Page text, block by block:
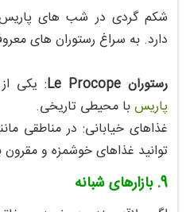
شکم‌ گردی در شب‌ های
دارد. به سراغ رستوران‌ های
رستوران Le Procope : یکی
پاریسبا محیطی تاریخی.
توانید غذاهای خوشمزه و مقرون‌
9. بازارهای شبانه